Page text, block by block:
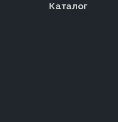
Каталог